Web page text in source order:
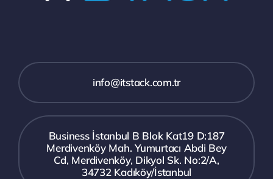
info@itstack.com.tr
Business İstanbul B Blok Kat19 D:187
Merdivenköy Mah. Yumurtacı Abdi Bey
Cd, Merdivenköy, Dikyol Sk. No:2/A,
34732 Kadıköy/İstanbul